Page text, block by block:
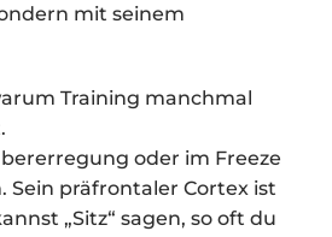
mit seinem
Training manchmal
oder im Freeze
Sein präfrontaler Cortex ist
„Sitz“ sagen, so oft du